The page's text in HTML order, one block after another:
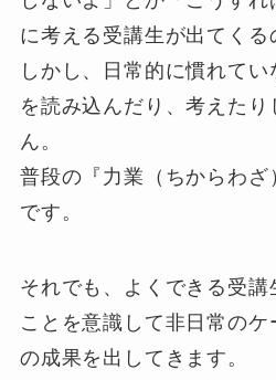
に考える受講生が出てくる
しかし、日常的に慣れて
を読み込んだり、考えた
ん。
普段の『力業（ちからわ
です。
それでも、よくできる受
ことを意識して非日常の
の成果を出してきます。